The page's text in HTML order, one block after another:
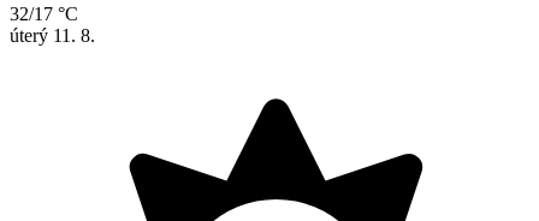
32/17 °C
úterý 11. 8.